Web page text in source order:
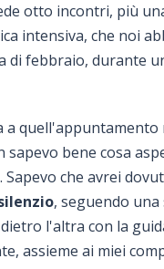
otto incontri, più
intensiva, che noi
di febbraio, durante
a quell'appuntamento
sapevo bene cosa
Sapevo che avrei
, seguendo una
l'altra con la
assieme ai miei